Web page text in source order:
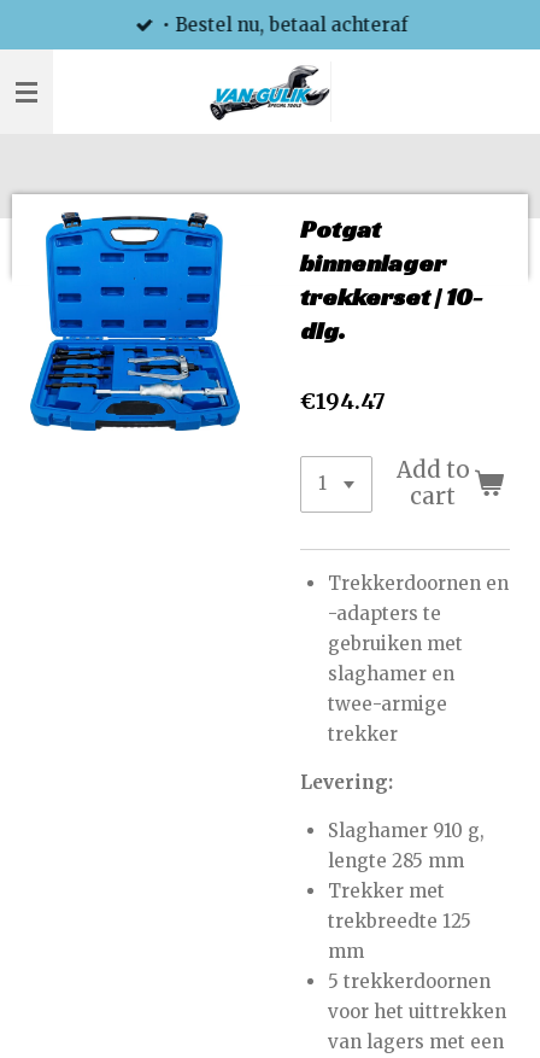
to
main
• Bestel nu, betaal achteraf
Potgat
binnenlager
trekkerset | 10-
dlg.
€194.47
Add to
cart
Trekkerdoornen en
-adapters te
gebruiken met
slaghamer en
twee-armige
trekker
Levering:
Slaghamer 910 g,
lengte 285 mm
Trekker met
trekbreedte 125
mm
5 trekkerdoornen
voor het uittrekken
van lagers met een